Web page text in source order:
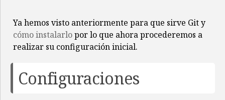
Ya hemos visto anteriormente para que sirve Git y
cómo instalarlopor lo que ahora procederemos a
realizar su configuración inicial.
Configuraciones